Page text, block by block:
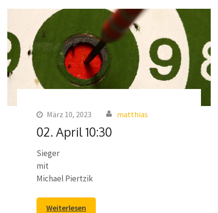
März 10, 2023 matthias
02. April 10:30
Sieger
mit
Michael Piertzik
Weiterlesen